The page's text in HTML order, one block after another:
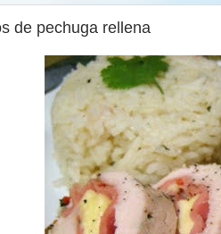
de pechuga rellena